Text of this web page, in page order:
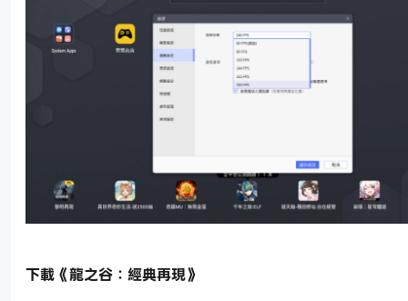
下載《龍之谷：經典再現》